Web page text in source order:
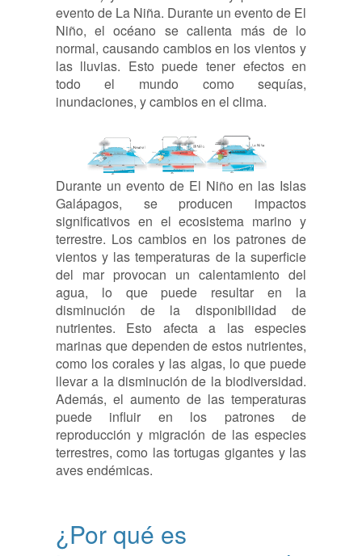
evento de La Niña. Durante un evento de El
Niño, el océano se calienta más de lo
normal, causando cambios en los vientos y
las lluvias. Esto puede tener efectos en
todo el mundo como sequías,
inundaciones, y cambios en el clima.
Durante un evento de El Niño en las Islas
Galápagos, se producen impactos
significativos en el ecosistema marino y
terrestre. Los cambios en los patrones de
vientos y las temperaturas de la superficie
del mar provocan un calentamiento del
agua, lo que puede resultar en la
disminución de la disponibilidad de
nutrientes. Esto afecta a las especies
marinas que dependen de estos nutrientes,
como los corales y las algas, lo que puede
llevar a la disminución de la biodiversidad.
Además, el aumento de las temperaturas
puede influir en los patrones de
reproducción y migración de las especies
terrestres, como las tortugas gigantes y las
aves endémicas.
¿Por qué es